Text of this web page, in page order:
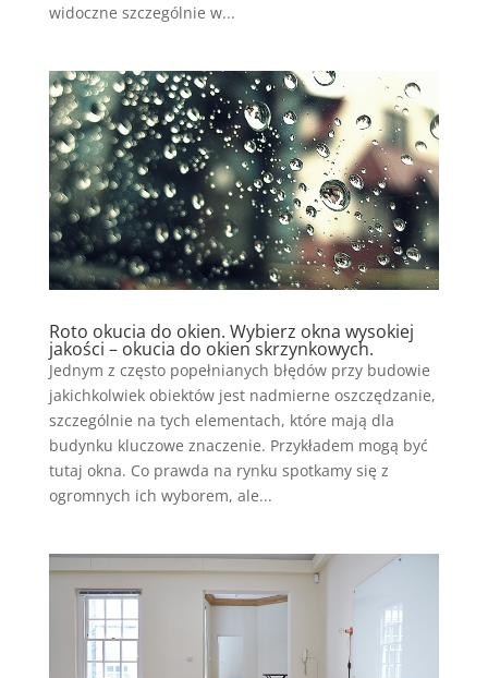
widoczne szczególnie w...
Roto okucia do okien. Wybierz okna wysokiej
jakości – okucia do okien skrzynkowych.
Jednym z często popełnianych błędów przy budowie
jakichkolwiek obiektów jest nadmierne oszczędzanie,
szczególnie na tych elementach, które mają dla
budynku kluczowe znaczenie. Przykładem mogą być
tutaj okna. Co prawda na rynku spotkamy się z
ogromnych ich wyborem, ale...